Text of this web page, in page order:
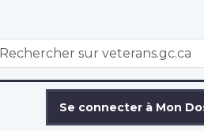
WxT
Se connecter à Mon